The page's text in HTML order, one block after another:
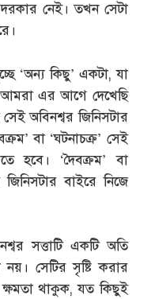
নেই। তখন সেটা
‘অন্য কিছু’ একটা, যা
আমরা এর আগে দেখেছি
অবিনশ্বর জিনিসটার
বা ‘ঘটনাচক্র’ সেই
হবে। ‘দৈবক্রম’ বা
বাইরে নিজে
সত্তাটি একটি অতি
সেটির সৃষ্টি করার
থাকুক, যত কিছুই